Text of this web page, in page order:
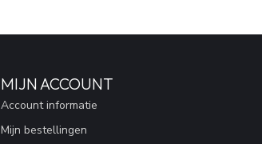
MIJN ACCOUNT
Account informatie
Mijn bestellingen